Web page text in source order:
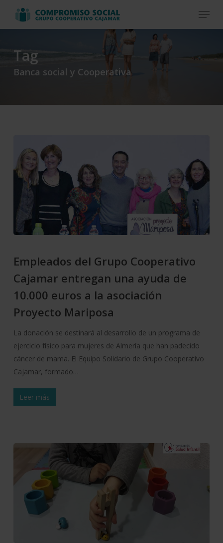
main
Menu
Tag
Banca social y Cooperativa
Empleados del Grupo Cooperativo
Cajamar entregan una ayuda de
10.000 euros a la asociación
Proyecto Mariposa
La donación se destinará al desarrollo de un programa de
ejercicio físico para mujeres de Almería que han padecido
cáncer de mama. El Equipo Solidario de Grupo Cooperativo
Cajamar, formado…
Leer más
Close